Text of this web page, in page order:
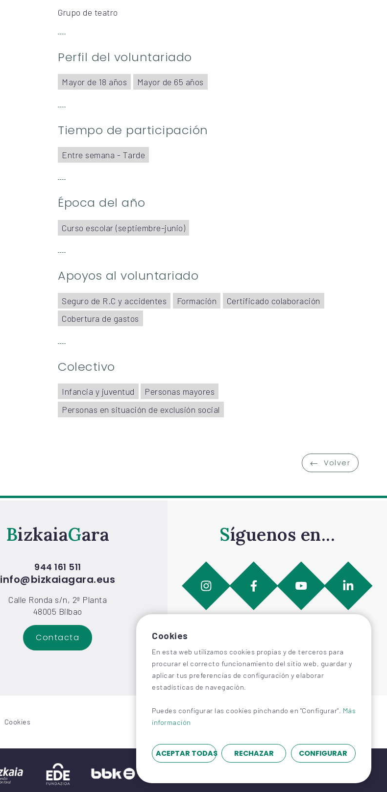
Grupo de teatro
Perfil del voluntariado
Mayor de 18 años Mayor de 65 años
Tiempo de participación
Entre semana - Tarde
Época del año
Curso escolar (septiembre-junio)
Apoyos al voluntariado
Seguro de R.C y accidentes Formación
Certificado colaboración
Cobertura de gastos
Colectivo
Infancia y juventud
Personas mayores
Personas en situación de exclusión social
Volver
Bizkaia Gara
944 161 511
info@bizkaiagara.eus
Calle Ronda s/n, 2ª Planta
48005 Bilbao
Contacta
Síguenos en...
Cookies
Cookies
En esta web utilizamos cookies propias y de terceros para
procurar el correcto funcionamiento del sitio web, guardar y
aplicar tus preferencias de configuración y elaborar
estadísticas de navegación.
Puedes configurar las cookies pinchando en "Configurar". Más
información
ACEPTAR TODAS RECHAZAR CONFIGURAR